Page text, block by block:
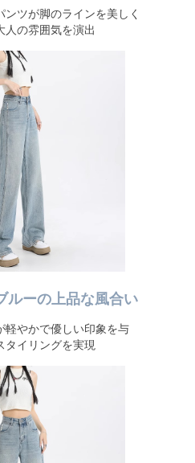
ツが脚のラインを美しく
人の雰囲気を演出
ルーの上品な風合い
軽やかで優しい印象を与
タイリングを実現